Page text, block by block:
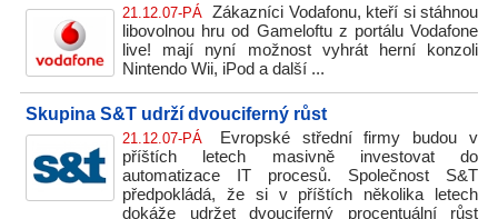
21.12.07-PÁ Zákazníci Vodafonu, kteří si stáhnou
libovolnou hru od Gameloftu z portálu Vodafone
live! mají nyní možnost vyhrát herní konzoli
Nintendo Wii, iPod a další ...
Skupina S&T udrží dvouciferný růst
21.12.07-PÁ
Evropské střední firmy budou v
příštích letech masivně investovat do
automatizace IT procesů. Společnost S&T
předpokládá, že si v příštích několika letech
dokáže udržet dvouciferný procentuální růst